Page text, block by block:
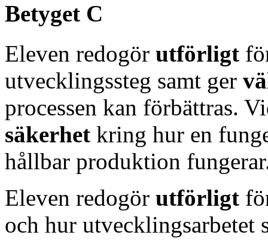
Betyget C
Eleven redogör utförligt
utvecklingssteg samt ger
processen kan förbättras.
säkerhet kring hur en
hållbar produktion
Eleven redogör utförligt
och hur utvecklingsarbetet